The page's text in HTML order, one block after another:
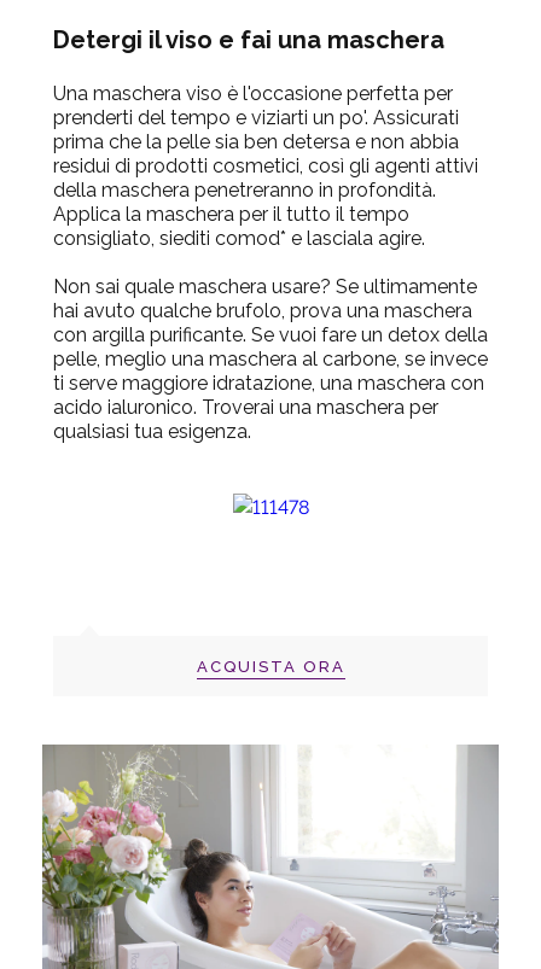
Detergi il viso e fai una maschera
Una maschera viso è l'occasione perfetta per
prenderti del tempo e viziarti un po'. Assicurati
prima che la pelle sia ben detersa e non abbia
residui di prodotti cosmetici, così gli agenti attivi
della maschera penetreranno in profondità.
Applica la maschera per il tutto il tempo
consigliato, siediti comod* e lasciala agire.
Non sai quale maschera usare? Se ultimamente
hai avuto qualche brufolo, prova una maschera
con argilla purificante. Se vuoi fare un detox della
pelle, meglio una maschera al carbone, se invece
ti serve maggiore idratazione, una maschera con
acido ialuronico. Troverai una maschera per
qualsiasi tua esigenza.
ACQUISTA ORA